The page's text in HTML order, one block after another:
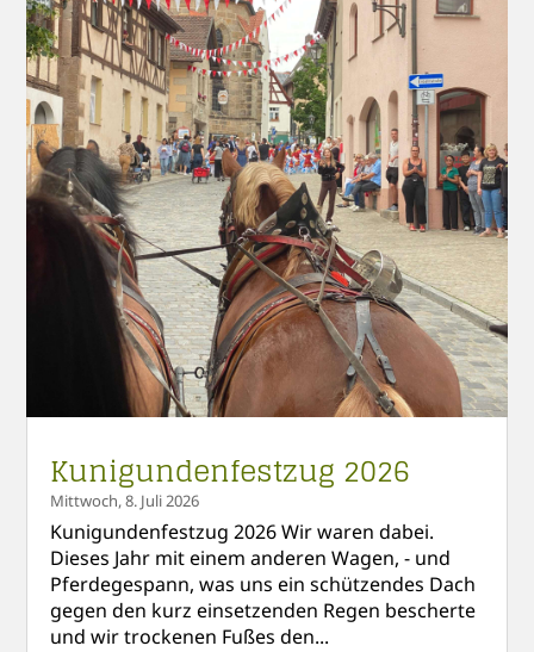
Kunigundenfestzug 2026
Mittwoch, 8. Juli 2026
Kunigundenfestzug 2026 Wir waren dabei.
Dieses Jahr mit einem anderen Wagen, - und
Pferdegespann, was uns ein schützendes Dach
gegen den kurz einsetzenden Regen bescherte
und wir trockenen Fußes den...